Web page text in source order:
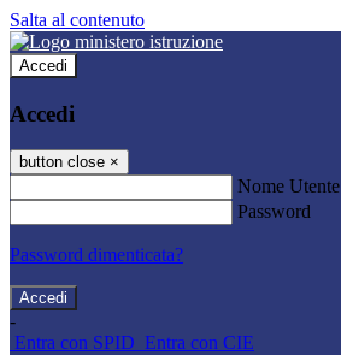
Salta al contenuto
Accedi
Accedi
button close ×
Nome Utente
Password
Password dimenticata?
-
Entra con SPID Entra con CIE